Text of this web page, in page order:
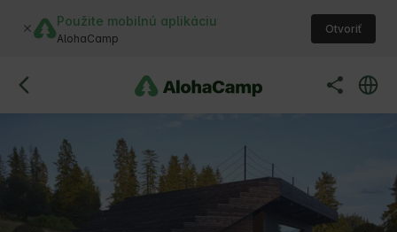
Použite mobilnú aplikáciu
AlohaCamp
Otvoriť